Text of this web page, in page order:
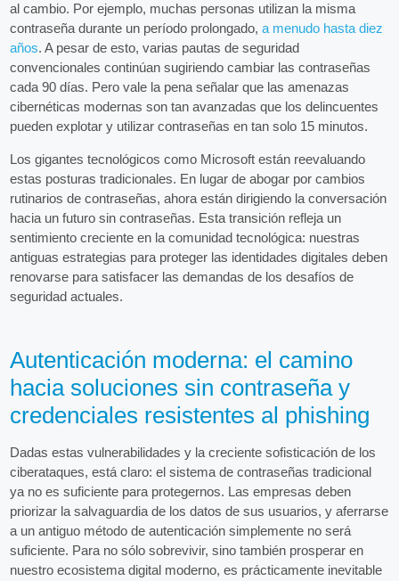
al cambio. Por ejemplo, muchas personas utilizan la misma
contraseña durante un período prolongado,a menudo hasta diez
años. A pesar de esto, varias pautas de seguridad
convencionales continúan sugiriendo cambiar las contraseñas
cada 90 días. Pero vale la pena señalar que las amenazas
cibernéticas modernas son tan avanzadas que los delincuentes
pueden explotar y utilizar contraseñas en tan solo 15 minutos.
Los gigantes tecnológicos como Microsoft están reevaluando
estas posturas tradicionales. En lugar de abogar por cambios
rutinarios de contraseñas, ahora están dirigiendo la conversación
hacia un futuro sin contraseñas. Esta transición refleja un
sentimiento creciente en la comunidad tecnológica: nuestras
antiguas estrategias para proteger las identidades digitales deben
renovarse para satisfacer las demandas de los desafíos de
seguridad actuales.
Autenticación moderna: el camino
hacia soluciones sin contraseña y
credenciales resistentes al phishing
Dadas estas vulnerabilidades y la creciente sofisticación de los
ciberataques, está claro: el sistema de contraseñas tradicional
ya no es suficiente para protegernos. Las empresas deben
priorizar la salvaguardia de los datos de sus usuarios, y aferrarse
a un antiguo método de autenticación simplemente no será
suficiente. Para no sólo sobrevivir, sino también prosperar en
nuestro ecosistema digital moderno, es prácticamente inevitable